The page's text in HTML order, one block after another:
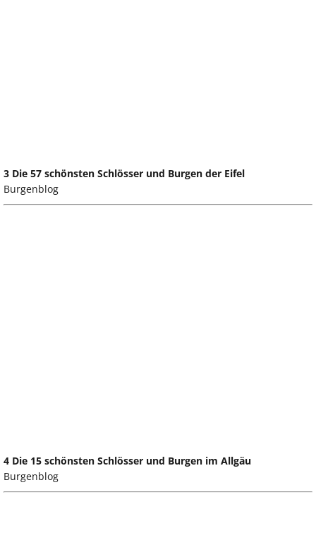
3 Die 57 schönsten Schlösser und Burgen der Eifel
Burgenblog
4 Die 15 schönsten Schlösser und Burgen im Allgäu
Burgenblog